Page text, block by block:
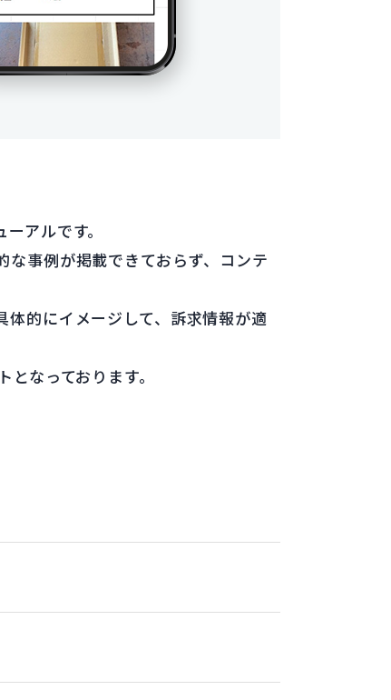
アルです。
事例が掲載できておらず、コンテ
的にイメージして、訴求情報が適
なっております。